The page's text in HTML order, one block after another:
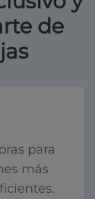
de
para
más